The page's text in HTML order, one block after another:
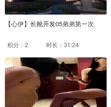
【心伊】长靴开发05弟弟第一次
积分：2 时长：31:24